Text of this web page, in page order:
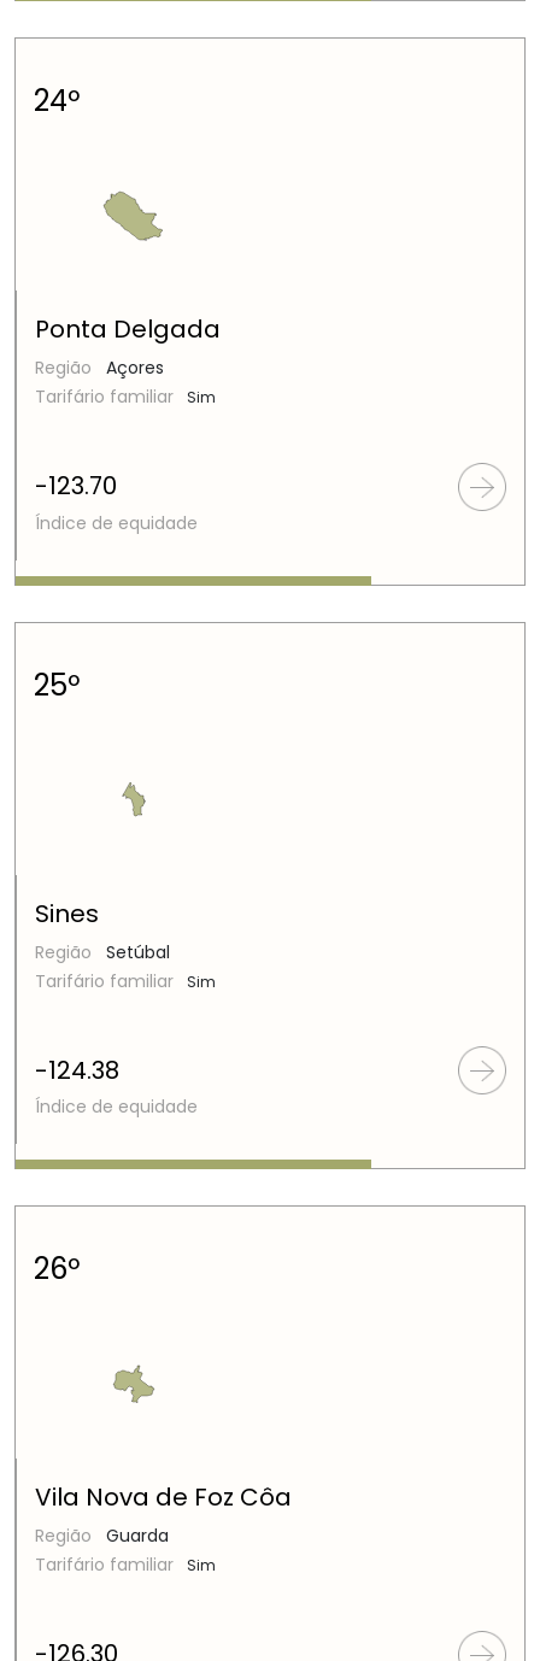
24º
Ponta Delgada
Região
Açores
Tarifário familiar
Sim
-123.70
Índice de equidade
25º
Sines
Região
Setúbal
Tarifário familiar
Sim
-124.38
Índice de equidade
26º
Vila Nova de Foz Côa
Região
Guarda
Tarifário familiar
Sim
-126.30